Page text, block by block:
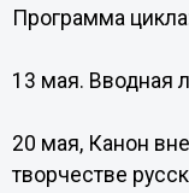
Программа
13 мая. Вводная
20 мая, Канон
творчестве